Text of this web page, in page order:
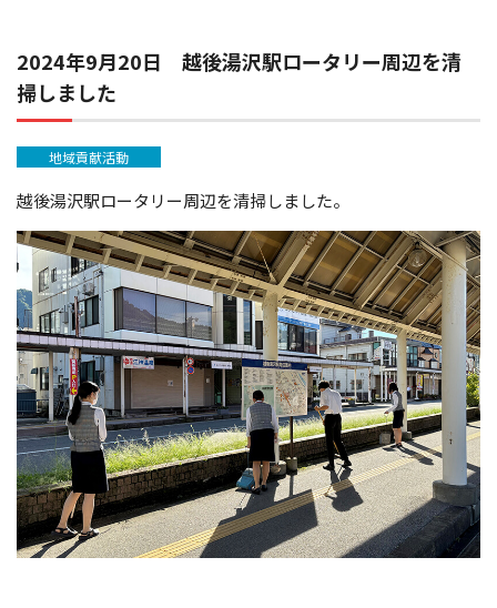
2024年9月20日 越後湯沢駅ロータリー周辺を清
掃しました
地域貢献活動
越後湯沢駅ロータリー周辺を清掃しました。